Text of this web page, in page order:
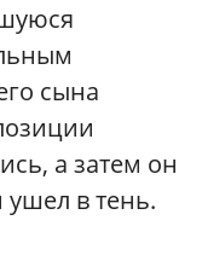
сына
а затем он
в тень.